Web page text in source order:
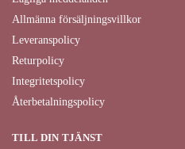
Allmänna försäljningsvillkor
Leveranspolicy
Returpolicy
Integritetspolicy
Återbetalningspolicy
TILL DIN TJÄNST